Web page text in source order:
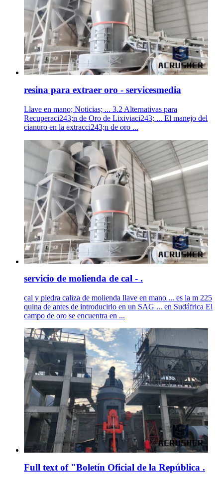
resina para extraer oro - servicesmedia
Llave en mano; Noticias; ... 3.2 Alternativas para
Recuperaci243;n de Oro de Lixiviaci243; ... El manejo del
cianuro en la extracci243;n de oro ...
servicio de molienda de cal - .
cal y piedra caliza de molienda llave en mano ... es la m 225
quina de antes de introducirlo en un SAG ... en Sudáfrica El
campo de oro se encuentra en ...
Full text of "Boletín Oficial de la República .